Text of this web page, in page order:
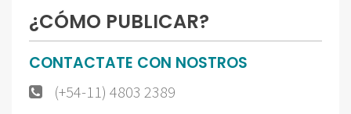
¿CÓMO PUBLICAR?
CONTACTATE CON NOSTROS
(+54-11) 4803 2389